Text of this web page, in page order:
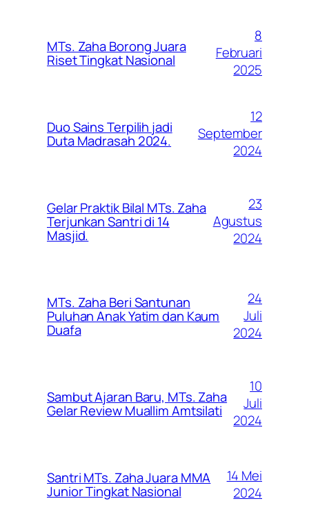
MTs. Zaha Borong Juara
Riset Tingkat Nasional
8
Februari
2025
Duo Sains Terpilih jadi
Duta Madrasah 2024.
12
September
2024
Gelar Praktik Bilal MTs. Zaha
Terjunkan Santri di 14
Masjid.
23
Agustus
2024
MTs. Zaha Beri Santunan
Puluhan Anak Yatim dan Kaum
Duafa
24
Juli
2024
Sambut Ajaran Baru, MTs. Zaha
Gelar Review Muallim Amtsilati
10
Juli
2024
Santri MTs. Zaha Juara MMA
Junior Tingkat Nasional
14 Mei
2024